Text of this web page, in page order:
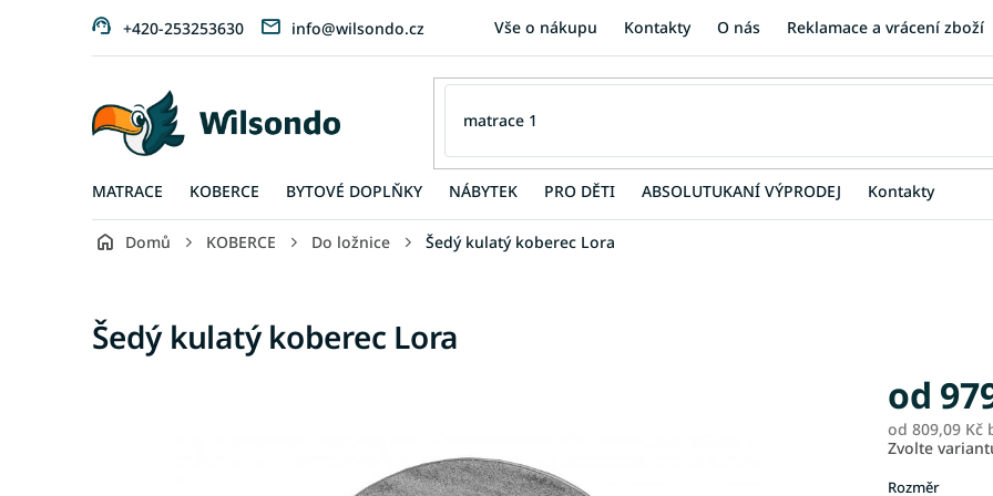
+420-253253630 info@wilsondo.cz Vše o nákupu Kontakty O nás Reklamace a vrácení zboží
MATRACE KOBERCE BYTOVÉ DOPLŇKY NÁBYTEK PRO DĚTI ABSOLUTUKANÍ VÝPRODEJ Kontakty
Domů KOBERCE Do ložnice Šedý kulatý koberec Lora
Šedý kulatý koberec Lora
od
od 809,09 Kč
Zvolte
Rozměr